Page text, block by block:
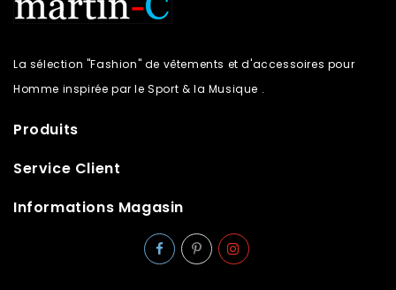
La sélection "Fashion" de vêtements et d'accessoires pour
Homme inspirée par le Sport & la Musique .
Produits
Service Client
Informations Magasin